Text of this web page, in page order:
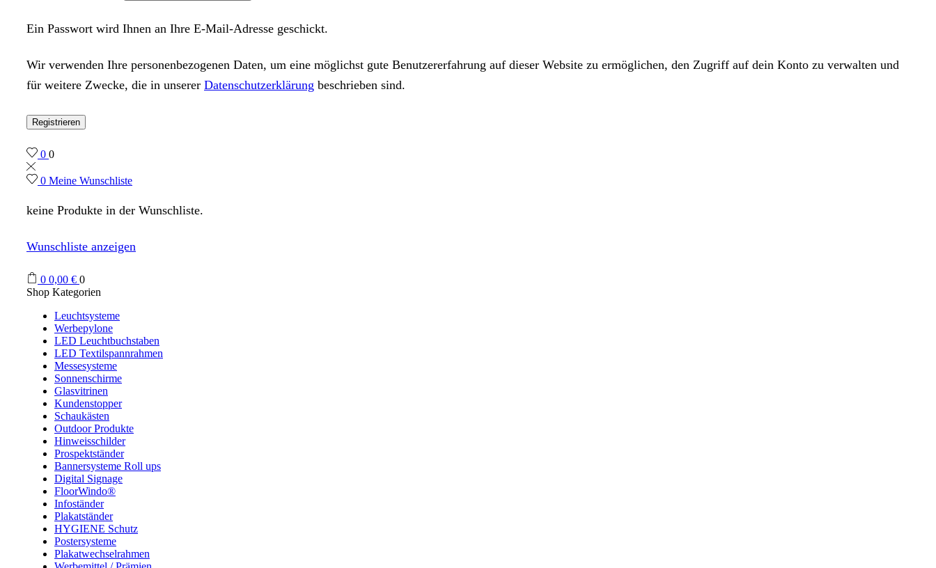
Ein Passwort wird Ihnen an Ihre E-Mail-Adresse geschickt.
Wir verwenden Ihre personenbezogenen Daten, um eine möglichst gute Benutzererfahrung auf dieser Website zu ermöglichen, den Zugriff auf dein Konto zu verwalten und
für weitere Zwecke, die in unserer Datenschutzerklärung beschrieben sind.
Registrieren
0 0
0 Meine Wunschliste
keine Produkte in der Wunschliste.
Wunschliste anzeigen
0 0,00 € 0
Shop Kategorien
Leuchtsysteme
Werbepylone
LED Leuchtbuchstaben
LED Textilspannrahmen
Messesysteme
Sonnenschirme
Glasvitrinen
Kundenstopper
Schaukästen
Outdoor Produkte
Hinweisschilder
Prospektständer
Bannersysteme Roll ups
Digital Signage
FloorWindo®
Infoständer
Plakatständer
HYGIENE Schutz
Postersysteme
Plakatwechselrahmen